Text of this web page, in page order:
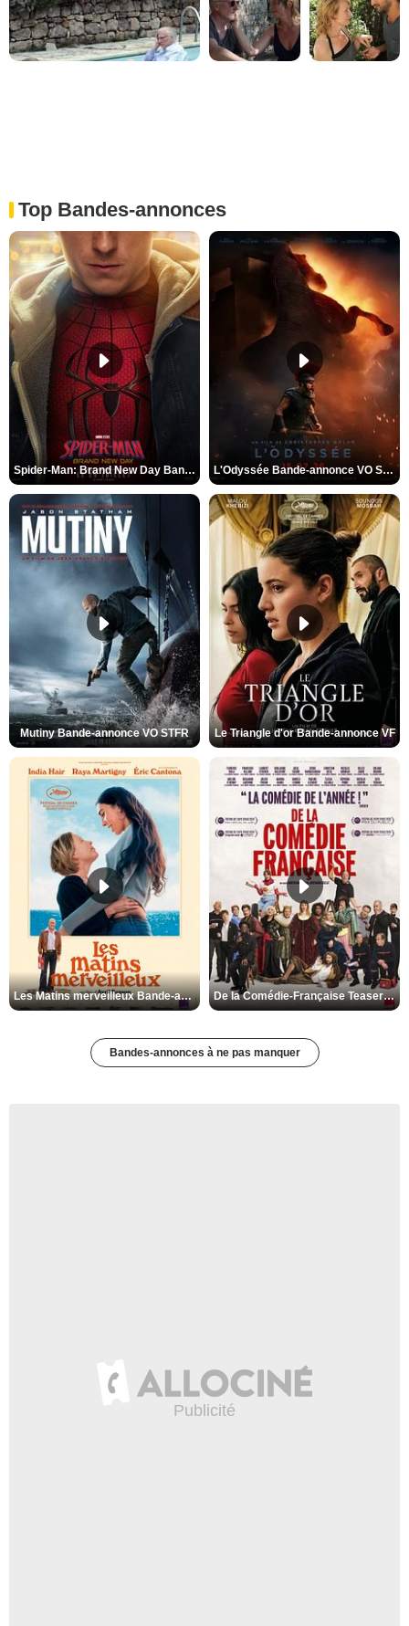
Top Bandes-annonces
Spider-Man: Brand New Day Bande-annonce VO STFR L'Odyssée Bande-annonce VO STFR
Mutiny Bande-annonce VO STFR Le Triangle d'or Bande-annonce VF
Les Matins merveilleux Bande-annonce VF De la Comédie-Française Teaser VF
Bandes-annonces à ne pas manquer